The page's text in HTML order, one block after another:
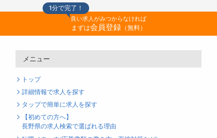
1分で完了！
良い求人がみつからなければ
まずは会員登録（無料）
メニュー
トップ
詳細情報で求人を探す
タップで簡単に求人を探す
【初めての方へ】
長野県の求人検索で選ばれる理由